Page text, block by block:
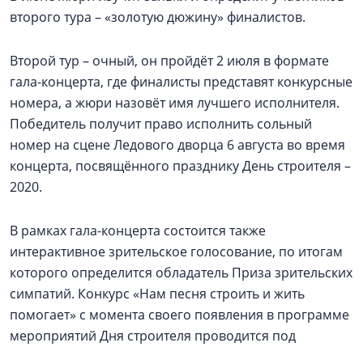
второго тура – «золотую дюжину» финалистов.
Второй тур – очный, он пройдёт 2 июля в формате
гала-концерта, где финалисты представят конкурсные
номера, а жюри назовёт имя лучшего исполнителя.
Победитель получит право исполнить сольный
номер на сцене Ледового дворца 6 августа во время
концерта, посвящённого празднику День строителя –
2020.
В рамках гала-концерта состоится также
интерактивное зрительское голосование, по итогам
которого определится обладатель Приза зрительских
симпатий. Конкурс «Нам песня строить и жить
помогает» с момента своего появления в программе
мероприятий Дня строителя проводится под